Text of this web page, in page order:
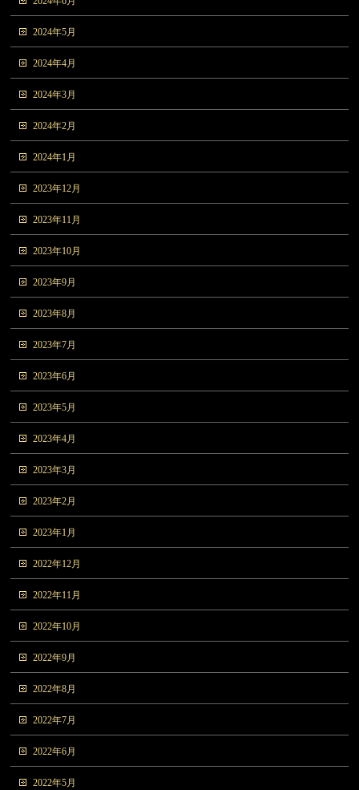
2024年5月
2024年4月
2024年3月
2024年2月
2024年1月
2023年12月
2023年11月
2023年10月
2023年9月
2023年8月
2023年7月
2023年6月
2023年5月
2023年4月
2023年3月
2023年2月
2023年1月
2022年12月
2022年11月
2022年10月
2022年9月
2022年8月
2022年7月
2022年6月
2022年5月